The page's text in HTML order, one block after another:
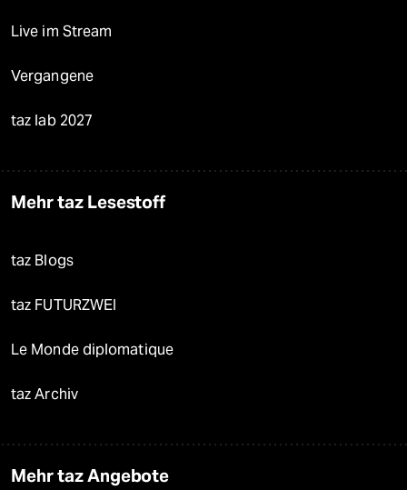
Live im Stream
Vergangene
taz lab 2027
Mehr taz Lesestoff
taz Blogs
taz FUTURZWEI
Le Monde diplomatique
taz Archiv
Mehr taz Angebote